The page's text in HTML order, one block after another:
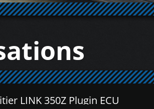
LINK 350Z Plugin ECU